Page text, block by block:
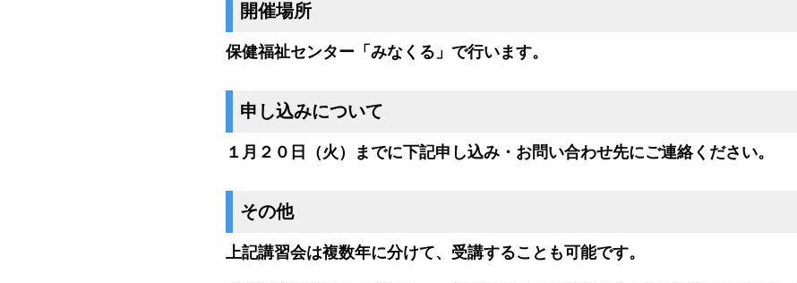
開催場所
保健福祉センター「みなくる」で行います。
申し込みについて
１月２０日（火）までに下記申し込み・お問い合わせ先にご連絡ください。
その他
上記講習会は複数年に分けて、受講することも可能です。